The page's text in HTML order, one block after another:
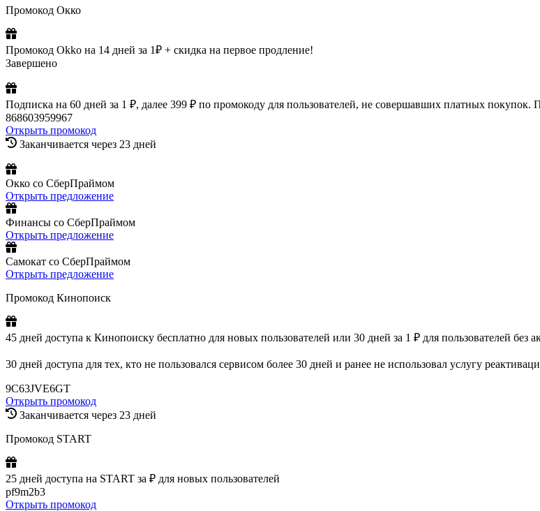
Промокод Окко
Промокод Okko на 14 дней за 1₽ + скидка на первое продление!
Завершено
Подписка на 60 дней за 1 ₽, далее 399 ₽ по промокоду для пользователей, не совершавших платных покупок.
868603959967
Открыть промокод
Заканчивается через 23 дней
Окко со СберПраймом
Открыть предложение
Финансы со СберПраймом
Открыть предложение
Самокат со СберПраймом
Открыть предложение
Промокод Кинопоиск
45 дней доступа к Кинопоиску бесплатно для новых пользователей или 30 дней за 1 ₽ для пользователей
30 дней доступа для тех, кто не пользовался сервисом более 30 дней и ранее не использовал услугу
9C63JVE6GT
Открыть промокод
Заканчивается через 23 дней
Промокод START
25 дней доступа на START за ₽ для новых пользователей
pf9m2b3
Открыть промокод